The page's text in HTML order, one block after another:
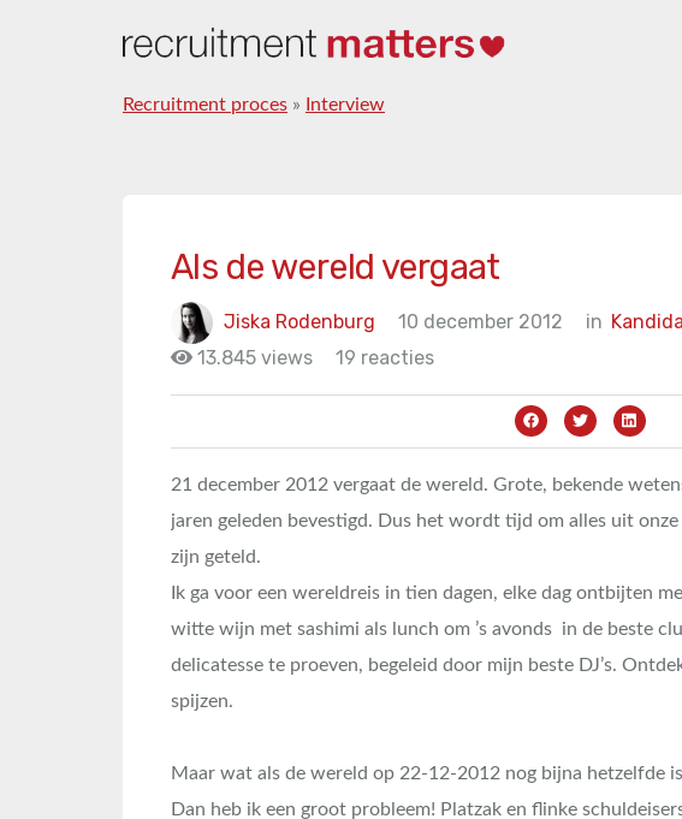
Recruitment proces » Interview
Als de wereld vergaat
Jiska Rodenburg 10 december 2012 in
13.845 views
19 reacties
21 december 2012 vergaat de wereld. Grote, bekende
jaren geleden bevestigd. Dus het wordt tijd om alles uit
zijn geteld.
Ik ga voor een wereldreis in tien dagen, elke dag ontbijten
witte wijn met sashimi als lunch om ’s avonds in de beste
delicatesse te proeven, begeleid door mijn beste DJ’s.
spijzen.
Maar wat als de wereld op 22-12-2012 nog bijna hetzelfde
Dan heb ik een groot probleem! Platzak en flinke